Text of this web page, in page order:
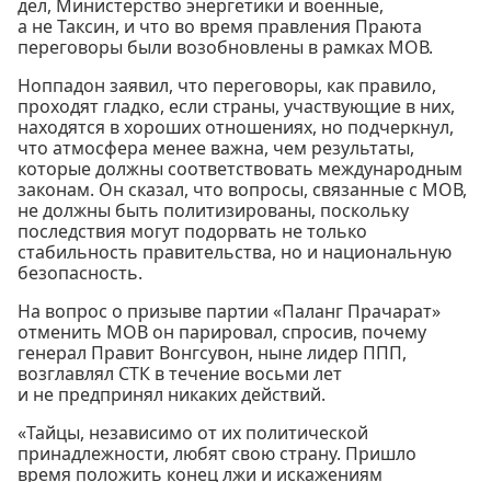
дел, Министерство энергетики и военные,
а не Таксин, и что во время правления Праюта
переговоры были возобновлены в рамках МОВ.
Ноппадон заявил, что переговоры, как правило,
проходят гладко, если страны, участвующие в них,
находятся в хороших отношениях, но подчеркнул,
что атмосфера менее важна, чем результаты,
которые должны соответствовать международным
законам. Он сказал, что вопросы, связанные с МОВ,
не должны быть политизированы, поскольку
последствия могут подорвать не только
стабильность правительства, но и национальную
безопасность.
На вопрос о призыве партии «Паланг Прачарат»
отменить МОВ он парировал, спросив, почему
генерал Правит Вонгсувон, ныне лидер ППП,
возглавлял СТК в течение восьми лет
и не предпринял никаких действий.
«Тайцы, независимо от их политической
принадлежности, любят свою страну. Пришло
время положить конец лжи и искажениям